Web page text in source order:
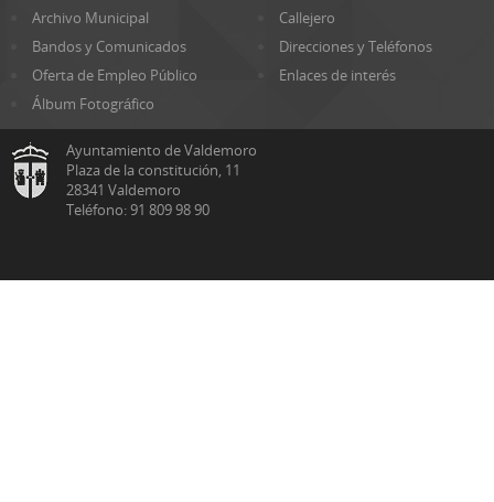
Archivo Municipal
Callejero
Bandos y Comunicados
Direcciones y Teléfonos
Oferta de Empleo Público
Enlaces de interés
Álbum Fotográfico
Ayuntamiento de Valdemoro
Plaza de la constitución, 11
28341 Valdemoro
Teléfono: 91 809 98 90